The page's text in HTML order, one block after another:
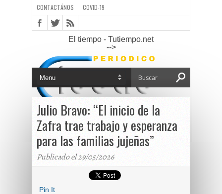
CONTACTÁNOS COVID-19
El tiempo - Tutiempo.net
-->
Julio Bravo: “El inicio de la
Zafra trae trabajo y esperanza
para las familias jujeñas”
Publicado el 29/05/2026
Pin It